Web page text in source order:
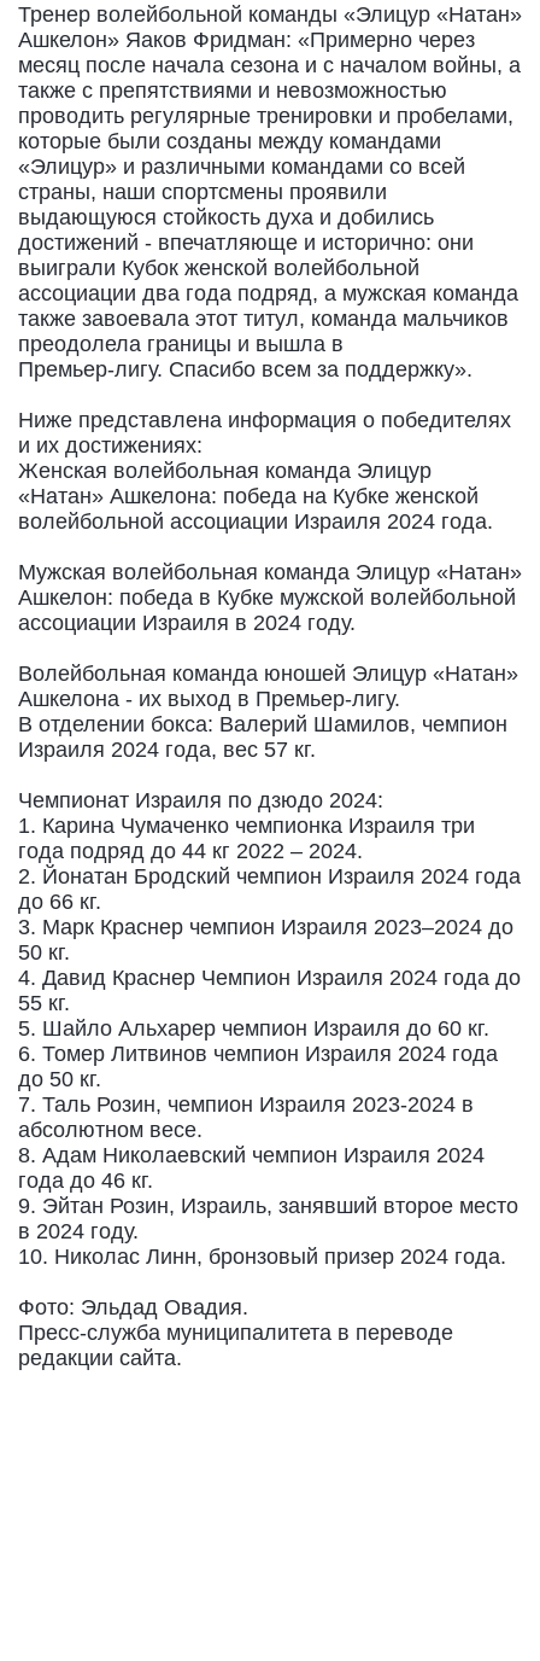
Тренер волейбольной команды «Элицур «Натан»
Ашкелон» Яаков Фридман: «Примерно через
месяц после начала сезона и с началом войны, а
также с препятствиями и невозможностью
проводить регулярные тренировки и пробелами,
которые были созданы между командами
«Элицур» и различными командами со всей
страны, наши спортсмены проявили
выдающуюся стойкость духа и добились
достижений - впечатляюще и исторично: они
выиграли Кубок женской волейбольной
ассоциации два года подряд, а мужская команда
также завоевала этот титул, команда мальчиков
преодолела границы и вышла в
Премьер-лигу. Спасибо всем за поддержку».
Ниже представлена информация о победителях
и их достижениях:
Женская волейбольная команда Элицур
«Натан» Ашкелона: победа на Кубке женской
волейбольной ассоциации Израиля 2024 года.
Мужская волейбольная команда Элицур «Натан»
Ашкелон: победа в Кубке мужской волейбольной
ассоциации Израиля в 2024 году.
Волейбольная команда юношей Элицур «Натан»
Ашкелона - их выход в Премьер-лигу.
В отделении бокса: Валерий Шамилов, чемпион
Израиля 2024 года, вес 57 кг.
Чемпионат Израиля по дзюдо 2024:
1. Карина Чумаченко чемпионка Израиля три
года подряд до 44 кг 2022 – 2024.
2. Йонатан Бродский чемпион Израиля 2024 года
до 66 кг.
3. Марк Краснер чемпион Израиля 2023–2024 до
50 кг.
4. Давид Краснер Чемпион Израиля 2024 года до
55 кг.
5. Шайло Альхарер чемпион Израиля до 60 кг.
6. Томер Литвинов чемпион Израиля 2024 года
до 50 кг.
7. Таль Розин, чемпион Израиля 2023-2024 в
абсолютном весе.
8. Адам Николаевский чемпион Израиля 2024
года до 46 кг.
9. Эйтан Розин, Израиль, занявший второе место
в 2024 году.
10. Николас Линн, бронзовый призер 2024 года.
Фото: Эльдад Овадия.
Пресс-служба муниципалитета в переводе
редакции сайта.